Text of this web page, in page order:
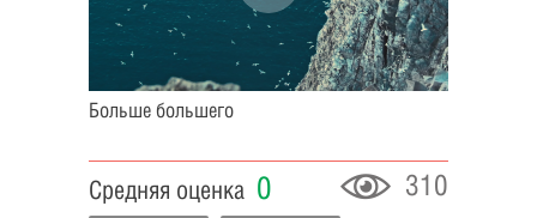
Больше большего
Средняя оценка 0 310